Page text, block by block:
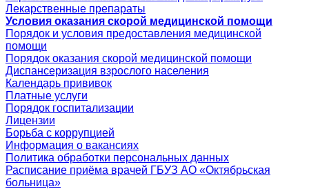
Лекарственные препараты
Условия оказания скорой медицинской помощи
Порядок и условия предоставления медицинской
помощи
Порядок оказания скорой медицинской помощи
Диспансеризация взрослого населения
Календарь прививок
Платные услуги
Порядок госпитализации
Лицензии
Борьба с коррупцией
Информация о вакансиях
Политика обработки персональных данных
Расписание приёма врачей ГБУЗ АО «Октябрьская
больница»